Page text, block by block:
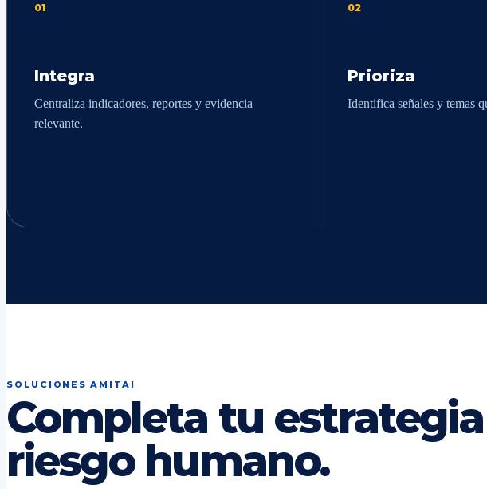
01
Integra
Centraliza indicadores, reportes y evidencia
relevante.
02
Prioriza
Identifica señales y temas
SOLUCIONES AMITAI
Completa tu
riesgo humano.